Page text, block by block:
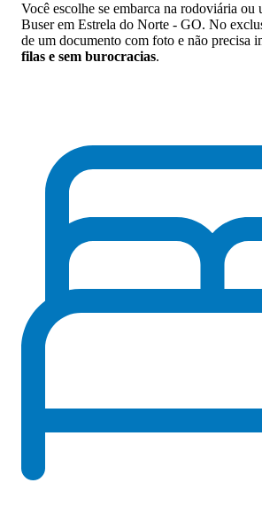
Você escolhe se embarca na rodoviária
Buser em Estrela do Norte - GO. No
de um documento com foto e não precisa
filas e sem burocracias.